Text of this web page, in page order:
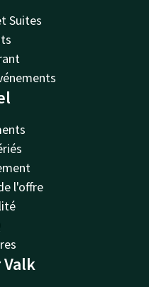
Suites
l'offre
Valk